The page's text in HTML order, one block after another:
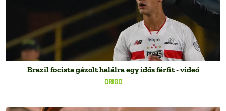
ORIGO
Brazil focista gázolt halálra egy idős férfit - videó